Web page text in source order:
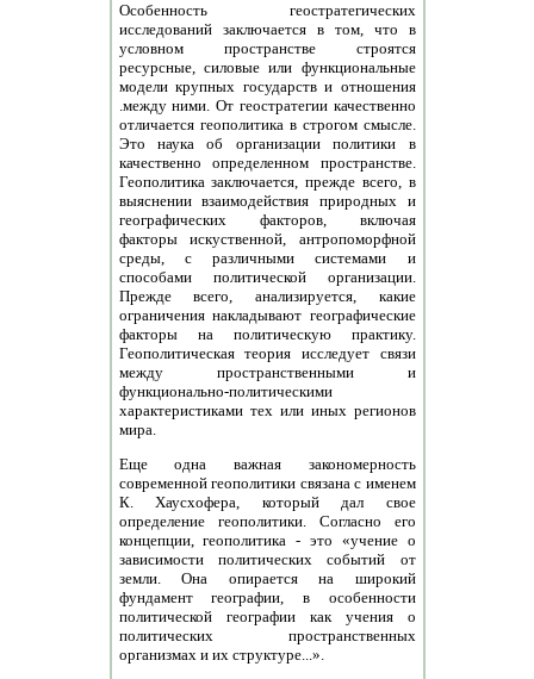
Особенность геостратегических
исследований заключается в том, что в
условном пространстве строятся
ресурсные, силовые или функциональные
модели крупных государств и отношения
.между ними. От геостратегии качественно
отличается геополитика в строгом смысле.
Это наука об организации политики в
качественно определенном пространстве.
Геополитика заключается, прежде всего, в
выяснении взаимодействия природных и
географических факторов, включая
факторы искуственной, антропоморфной
среды, с различными системами и
способами политической организации.
Прежде всего, анализируется, какие
ограничения накладывают географические
факторы на политическую практику.
Геополитическая теория исследует связи
между пространственными и
функционально-политическими
характеристиками тех или иных регионов
мира.
Еще одна важная закономерность
современной геополитики связана с именем
К. Хаусхофера, который дал свое
определение геополитики. Согласно его
концепции, геополитика - это «учение о
зависимости политических событий от
земли. Она опирается на широкий
фундамент географии, в особенности
политической географии как учения о
политических пространственных
организмах и их структуре...».